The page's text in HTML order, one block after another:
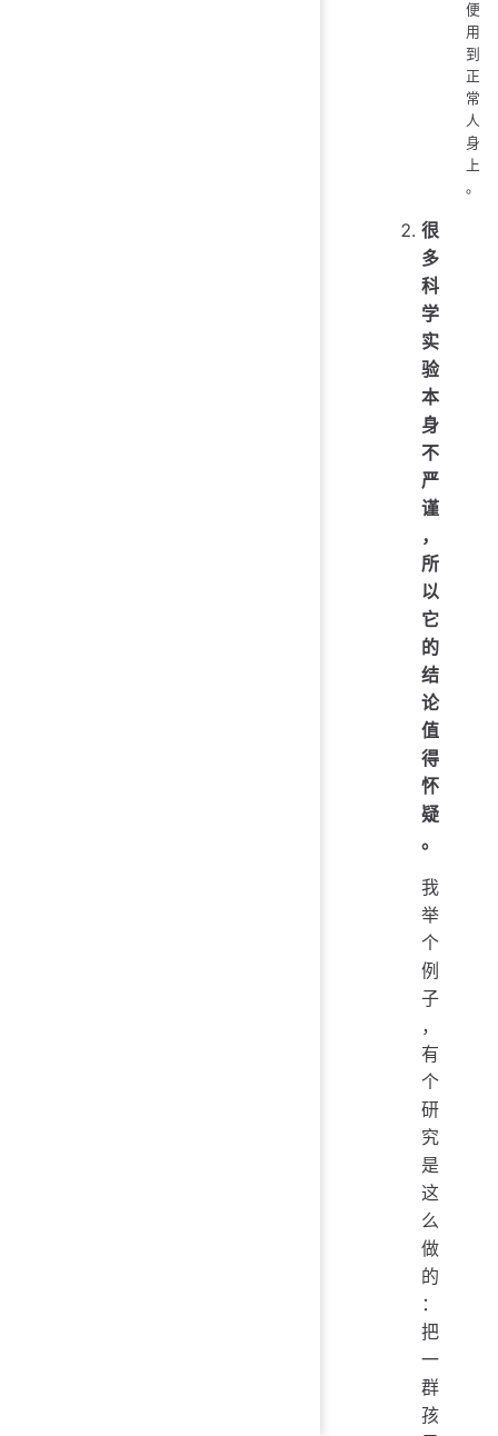
便
用
到
正
常
人
身
上
。
很
多
科
学
实
验
本
身
不
严
谨
，
所
以
它
的
结
论
值
得
怀
疑
。
我
举
个
例
子
，
有
个
研
究
是
这
么
做
的
：
把
一
群
孩